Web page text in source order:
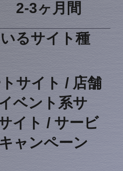
​2-3ヶ月間
るサイト種
サイト / 店舗
ベント系サ
イト / サービ
ャンペーン